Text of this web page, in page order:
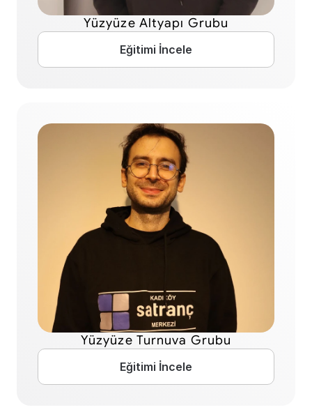
Yüzyüze Altyapı Grubu
Eğitimi İncele
Yüzyüze Turnuva Grubu
Eğitimi İncele